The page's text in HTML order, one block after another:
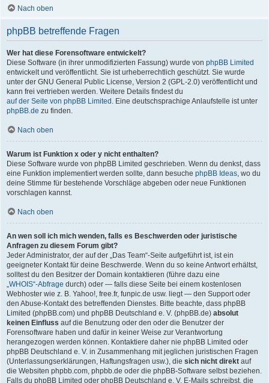
Nach oben
phpBB betreffende Fragen
Wer hat diese Forensoftware entwickelt?
Diese Software (in ihrer unmodifizierten Fassung) wurde von phpBB Limited
entwickelt und veröffentlicht. Sie ist urheberrechtlich geschützt. Sie wurde
unter der GNU General Public License, Version 2 (GPL-2.0) veröffentlicht und
kann frei vertrieben werden. Weitere Details findest du
auf der Seite von phpBB Limited . Eine deutschsprachige Anlaufstelle ist unter
phpBB.de zu finden.
Nach oben
Warum ist Funktion x oder y nicht enthalten?
Diese Software wurde von phpBB Limited geschrieben. Wenn du denkst, dass
eine Funktion implementiert werden sollte, dann besuche phpBB Ideas, wo du
deine Stimme für bestehende Vorschläge abgeben oder neue Funktionen
vorschlagen kannst.
Nach oben
An wen soll ich mich wenden, falls es Beschwerden oder juristische
Anfragen zu diesem Forum gibt?
Jeder Administrator, der auf der „Das Team“-Seite aufgeführt ist, ist ein
geeigneter Kontakt für deine Beschwerde. Wenn du so keine Antwort erhältst,
solltest du den Besitzer der Domain kontaktieren (führe dazu eine
„WHOIS“-Abfrage durch) oder — falls diese Seite bei einem kostenlosen
Webhoster wie z. B. Yahoo!, free.fr, funpic.de usw. liegt — den Support oder
den Abuse-Kontakt des betreffenden Dienstes. Bitte beachte, dass phpBB
Limited (phpBB.com) und phpBB Deutschland e. V. (phpBB.de) absolut
keinen Einfluss auf die Benutzung oder den oder die Benutzer der
Forensoftware haben und dafür in keiner Weise zur Verantwortung
herangezogen werden können. Kontaktiere daher nie phpBB Limited oder
phpBB Deutschland e. V. in Zusammenhang mit jeglichen juristischen Fragen
(Unterlassungserklärungen, Haftungsfragen usw.), die sich nicht direkt auf
die Websiten phpbb.com, phpbb.de oder die phpBB-Software selbst beziehen.
Falls du phpBB Limited oder phpBB Deutschland e. V. E-Mails schreibst, die